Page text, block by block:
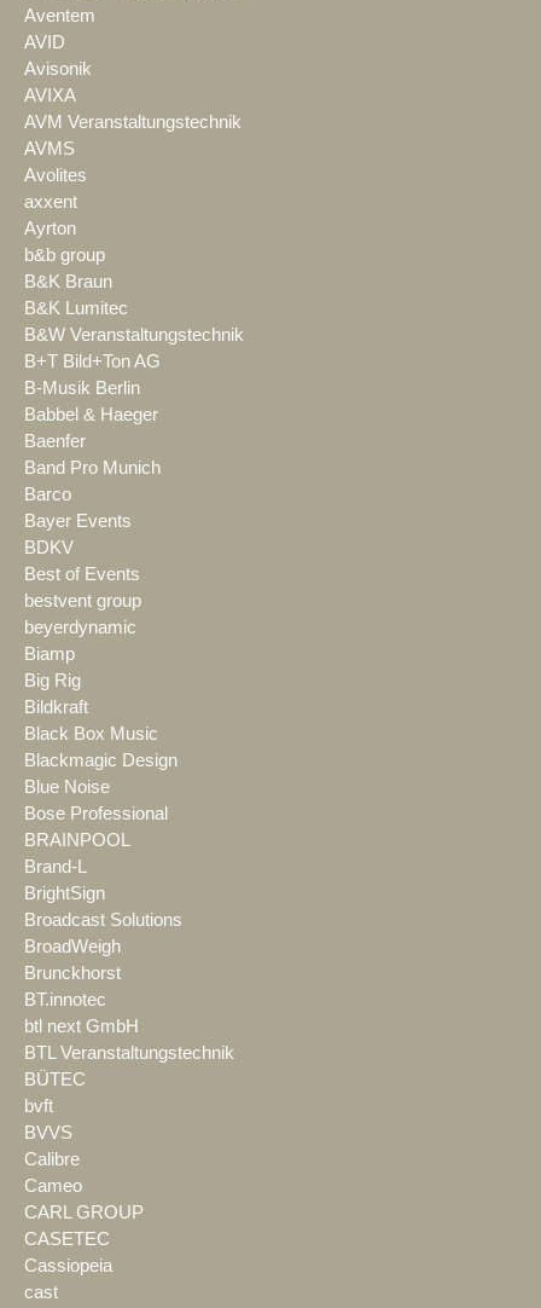
Aventem
AVID
Avisonik
AVIXA
AVM Veranstaltungstechnik
AVMS
Avolites
axxent
Ayrton
b&b group
B&K Braun
B&K Lumitec
B&W Veranstaltungstechnik
B+T Bild+Ton AG
B-Musik Berlin
Babbel & Haeger
Baenfer
Band Pro Munich
Barco
Bayer Events
BDKV
Best of Events
bestvent group
beyerdynamic
Biamp
Big Rig
Bildkraft
Black Box Music
Blackmagic Design
Blue Noise
Bose Professional
BRAINPOOL
Brand-L
BrightSign
Broadcast Solutions
BroadWeigh
Brunckhorst
BT.innotec
btl next GmbH
BTL Veranstaltungstechnik
BÜTEC
bvft
BVVS
Calibre
Cameo
CARL GROUP
CASETEC
Cassiopeia
cast